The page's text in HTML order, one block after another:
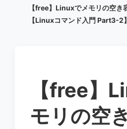
[ Command Index ]
#navigation #network-
#Rust #Server-Blueprint
【free】Linuxでメモリの空き
【Linuxコマンド入門 Part3-2】
【free】
モリの空